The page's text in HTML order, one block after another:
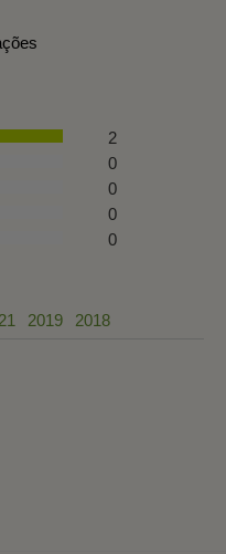
2
0
0
0
0
2019 2018